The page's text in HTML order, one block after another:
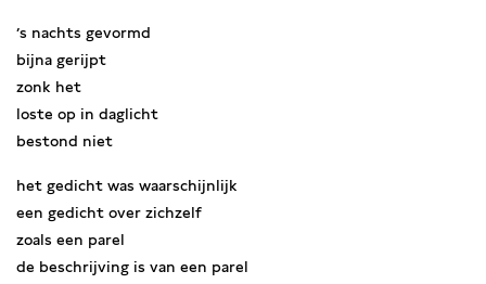
’s nachts gevormd
bijna gerijpt
zonk het
loste op in daglicht
bestond niet
het gedicht was waarschijnlijk
een gedicht over zichzelf
zoals een parel
de beschrijving is van een parel